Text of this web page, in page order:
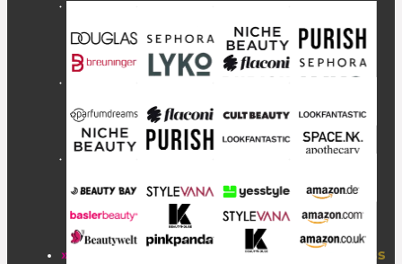
» Startseite
» FAZ Kaufkompass